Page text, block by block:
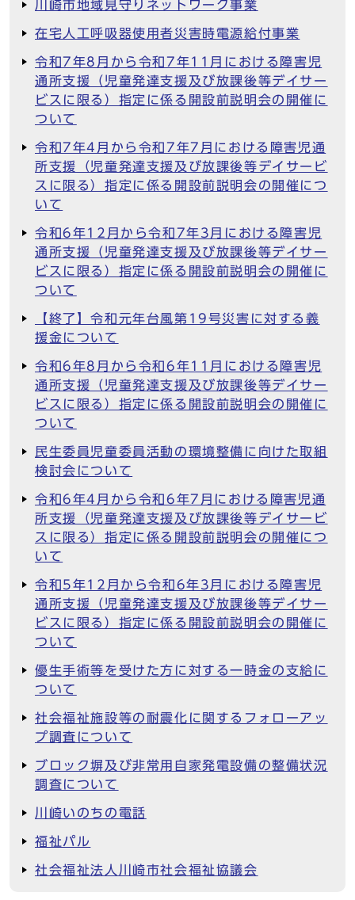
川崎市地域見守りネットワーク事業
在宅人工呼吸器使用者災害時電源給付事業
令和7年8月から令和7年11月における障害児
通所支援（児童発達支援及び放課後等デイサー
ビスに限る）指定に係る開設前説明会の開催に
ついて
令和7年4月から令和7年7月における障害児通
所支援（児童発達支援及び放課後等デイサービ
スに限る）指定に係る開設前説明会の開催につ
いて
令和6年12月から令和7年3月における障害児
通所支援（児童発達支援及び放課後等デイサー
ビスに限る）指定に係る開設前説明会の開催に
ついて
【終了】令和元年台風第19号災害に対する義
援金について
令和6年8月から令和6年11月における障害児
通所支援（児童発達支援及び放課後等デイサー
ビスに限る）指定に係る開設前説明会の開催に
ついて
民生委員児童委員活動の環境整備に向けた取組
検討会について
令和6年4月から令和6年7月における障害児通
所支援（児童発達支援及び放課後等デイサービ
スに限る）指定に係る開設前説明会の開催につ
いて
令和5年12月から令和6年3月における障害児
通所支援（児童発達支援及び放課後等デイサー
ビスに限る）指定に係る開設前説明会の開催に
ついて
優生手術等を受けた方に対する一時金の支給に
ついて
社会福祉施設等の耐震化に関するフォローアッ
プ調査について
ブロック塀及び非常用自家発電設備の整備状況
調査について
川崎いのちの電話
福祉パル
社会福祉法人川崎市社会福祉協議会